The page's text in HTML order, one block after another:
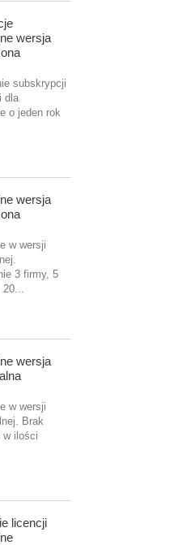
wersja
subskrypcji
dla
o jeden rok
wersja
w wersji
3 firmy, 5
20...
wersja
w wersji
Brak
w ilości
licencji